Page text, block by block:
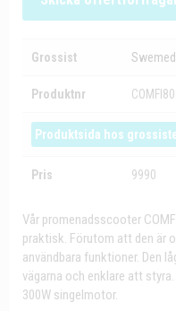
Grossist Swemed
Produktnr
Produktsida hos
Pris 9990
Vår promenadsscooter
praktisk. Förutom att den är
användbara funktioner. Den
vägarna och enklare att
300W singelmotor.